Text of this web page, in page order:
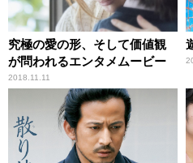
究極の愛の形、そして価値観
が問われるエンタメムービー
2018.11.11